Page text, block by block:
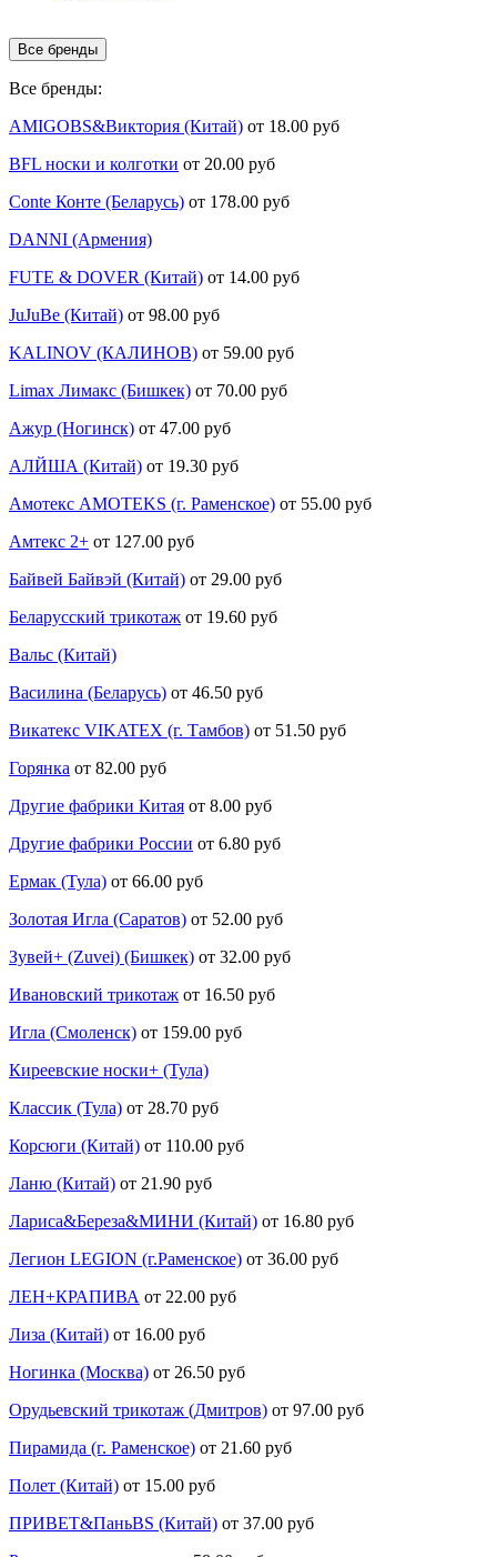
Все бренды
Все бренды:
AMIGOBS&Виктория (Китай) от 18.00 руб
BFL носки и колготки от 20.00 руб
Conte Конте (Беларусь) от 178.00 руб
DANNI (Армения)
FUTE & DOVER (Китай) от 14.00 руб
JuJuBe (Китай) от 98.00 руб
KALINOV (КАЛИНОВ) от 59.00 руб
Limax Лимакс (Бишкек) от 70.00 руб
Ажур (Ногинск) от 47.00 руб
АЛЙША (Китай) от 19.30 руб
Амотекс AMOTEKS (г. Раменское) от 55.00 руб
Амтекс 2+ от 127.00 руб
Байвей Байвэй (Китай) от 29.00 руб
Беларусский трикотаж от 19.60 руб
Вальс (Китай)
Василина (Беларусь) от 46.50 руб
Викатекс VIKATEX (г. Тамбов) от 51.50 руб
Горянка от 82.00 руб
Другие фабрики Китая от 8.00 руб
Другие фабрики России от 6.80 руб
Ермак (Тула) от 66.00 руб
Золотая Игла (Саратов) от 52.00 руб
Зувей+ (Zuvei) (Бишкек) от 32.00 руб
Ивановский трикотаж от 16.50 руб
Игла (Смоленск) от 159.00 руб
Киреевские носки+ (Тула)
Классик (Тула) от 28.70 руб
Корсюги (Китай) от 110.00 руб
Ланю (Китай) от 21.90 руб
Лариса&Береза&МИНИ (Китай) от 16.80 руб
Легион LEGION (г.Раменское) от 36.00 руб
ЛЕН+КРАПИВА от 22.00 руб
Лиза (Китай) от 16.00 руб
Ногинка (Москва) от 26.50 руб
Орудьевский трикотаж (Дмитров) от 97.00 руб
Пирамида (г. Раменское) от 21.60 руб
Полет (Китай) от 15.00 руб
ПРИВЕТ&ПаньBS (Китай) от 37.00 руб